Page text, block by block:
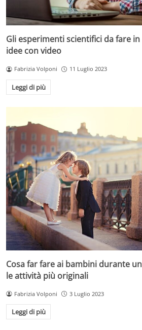
Gli esperimenti scientifici da fare
idee con video
Fabrizia Volponi 11 Luglio 2023
Leggi di più
Cosa far fare ai bambini durante
le attività più originali
Fabrizia Volponi 3 Luglio 2023
Leggi di più